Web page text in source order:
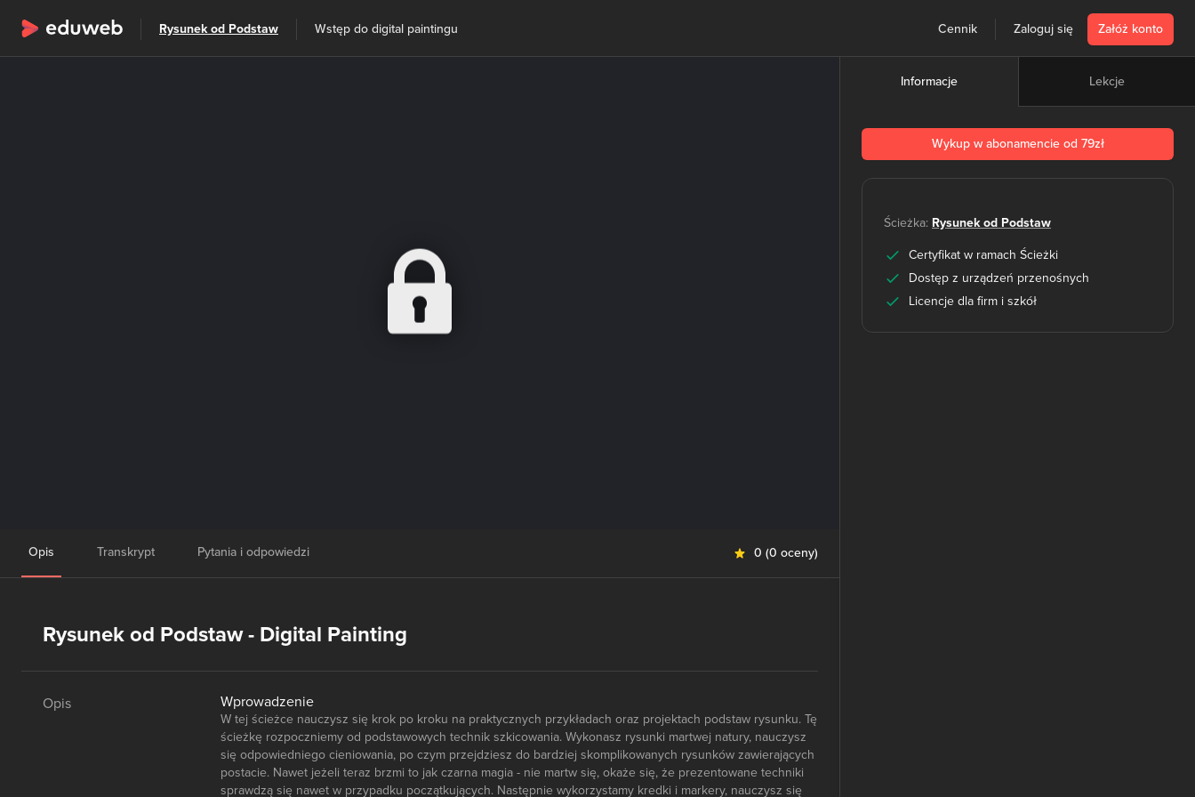
Wszystkie kategorie Szkolenia
Rysunek od Podstaw Wstęp do digital paintingu Cennik Zaloguj się Załóż konto
Opis Transkrypt Pytania i odpowiedzi 0 (0 oceny)
Rysunek od Podstaw - Digital Painting
Opis Wprowadzenie
W tej ścieżce nauczysz się krok po kroku na praktycznych przykładach oraz projektach podstaw rysunku. Tę
ścieżkę rozpoczniemy od podstawowych technik szkicowania. Wykonasz rysunki martwej natury, nauczysz
się odpowiedniego cieniowania, po czym przejdziesz do bardziej skomplikowanych rysunków zawierających
postacie. Nawet jeżeli teraz brzmi to jak czarna magia - nie martw się, okaże się, że prezentowane techniki
sprawdzą się nawet w przypadku początkujących. Następnie wykorzystamy kredki i markery, nauczysz się
Informacje Lekcje
Wykup w abonamencie od 79zł
Ścieżka: Rysunek od Podstaw
Certyfikat w ramach Ścieżki
Dostęp z urządzeń przenośnych
Licencje dla firm i szkół